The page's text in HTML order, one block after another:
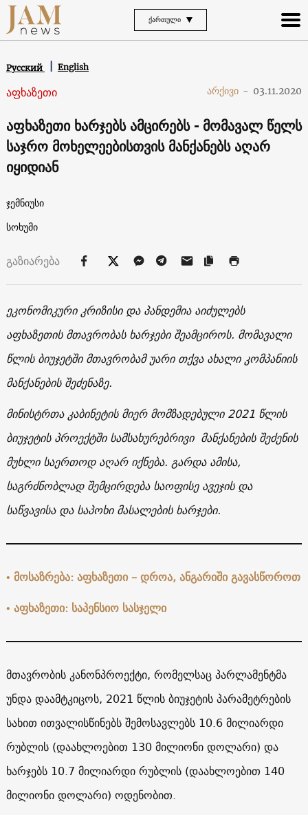
ᲥᲐᲠᲗᲣᲚᲘ
Русский English
აფხაზეთი არქივი - 03.11.2020
აფხაზეთი ხარჯებს ამცირებს - მომავალ წელს
საჯრო მოხელეებისთვის მანქანებს აღარ
იყიდიან
ჯემნიუსი
სოხუმი
გაზიარება
ეკონომიკურიკრიზისი და პანდემია აიძულებს
აფხაზეთის მთავრობას ხარჯები შეამციროს. მომავალი
წლის ბიუჯეტში მთავრობამუარი თქვა ახალიკომპანიის
მანქანების შეძენაზე.
მინისტრთა კაბინეტის მიერ მომზადებული 2021 წლის
ბიუჯეტის პროექტში სამსახურებრივი მანქანების შეძენის
მუხლი საერთოდ აღარ იქნება. გარდა ამისა,
საგრძნობლად შემცირდება საოფისე ავეჯის და
საწვავისა და საპოხი მასალების ხარჯები.
• მოსაზრება: აფხაზეთი – დროა, ანგარიში გავასწოროთ
• აფხაზეთი: საპენსიო სასჯელი
მთავრობის კანონპროექტი, რომელსაც პარლამენტმა
უნდა დაამტკიცოს, 2021 წლის ბიუჯეტის პარამეტრების
სახით ითვალისწინებს შემოსავლებს 10.6 მილიარდი
რუბლის (დაახლოებით 130 მილიონი დოლარი) და
ხარჯებს 10.7 მილიარდი რუბლის (დაახლოებით 140
მილიონი დოლარი) ოდენობით.